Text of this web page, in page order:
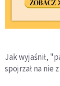
Jak wyjaśnił,
spojrzał na nie